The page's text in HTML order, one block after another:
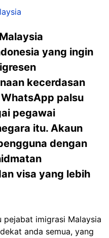
yang ingin
kecerdasan
palsu
pegawai
itu. Akaun
dengan
visa yang lebih
pejabat imigrasi Malaysia
anda semua, yang